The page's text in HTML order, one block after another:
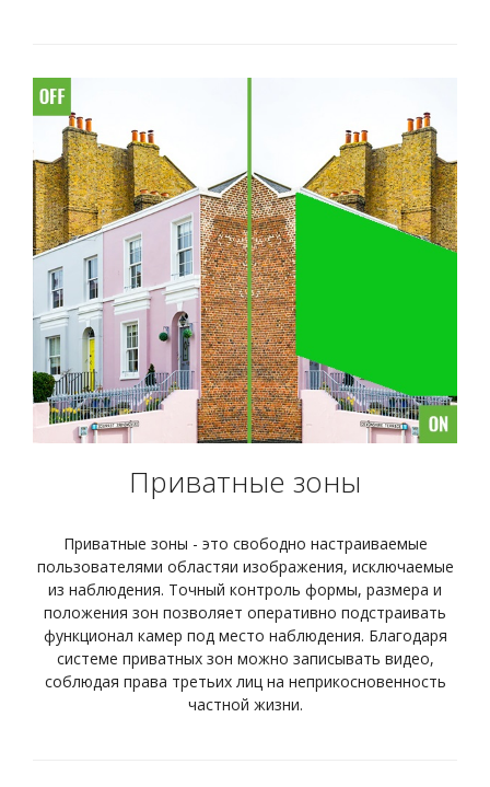
Приватные зоны
Приватные зоны - это свободно настраиваемые
пользователями областяи изображения, исключаемые
из наблюдения. Точный контроль формы, размера и
положения зон позволяет оперативно подстраивать
функционал камер под место наблюдения. Благодаря
системе приватных зон можно записывать видео,
соблюдая права третьих лиц на неприкосновенность
частной жизни.